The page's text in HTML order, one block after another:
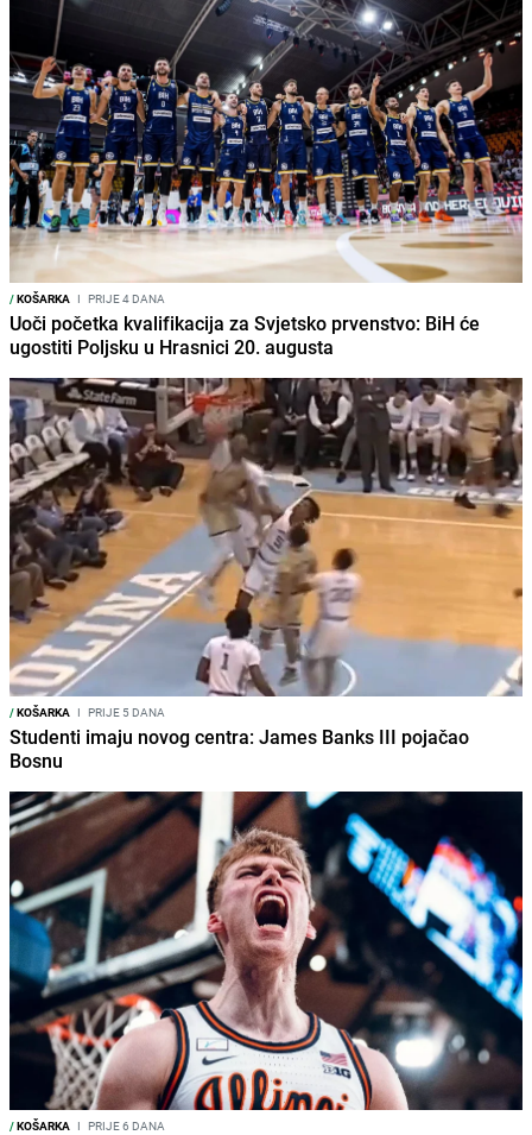
/KOŠARKA I PRIJE 4 DANA
Uoči početka kvalifikacija za Svjetsko prvenstvo: BiH će
ugostiti Poljsku u Hrasnici 20. augusta
/KOŠARKA I PRIJE 5 DANA
Studenti imaju novog centra: James Banks III pojačao
Bosnu
/KOŠARKA I PRIJE 6 DANA